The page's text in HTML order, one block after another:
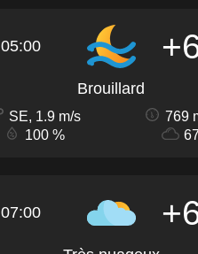
05:00
Brouillard
SE, 1.9 m/s
769
100 %
07:00